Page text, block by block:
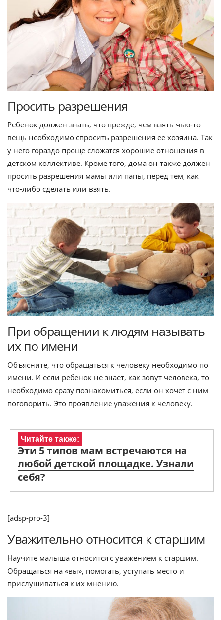
Просить разрешения
Ребенок должен знать, что прежде, чем взять чью-то
вещь необходимо спросить разрешения ее хозяина. Так
у него гораздо проще сложатся хорошие отношения в
детском коллективе. Кроме того, дома он также должен
просить разрешения мамы или папы, перед тем, как
что-либо сделать или взять.
При обращении к людям называть
их по имени
Объясните, что обращаться к человеку необходимо по
имени. И если ребенок не знает, как зовут человека, то
необходимо сразу познакомиться, если он хочет с ним
поговорить. Это проявление уважения к человеку.
Читайте также:
Эти 5 типов мам встречаются на
любой детской площадке. Узнали
себя?
[adsp-pro-3]
Уважительно относится к старшим
Научите малыша относится с уважением к старшим.
Обращаться на «вы», помогать, уступать место и
прислушиваться к их мнению.